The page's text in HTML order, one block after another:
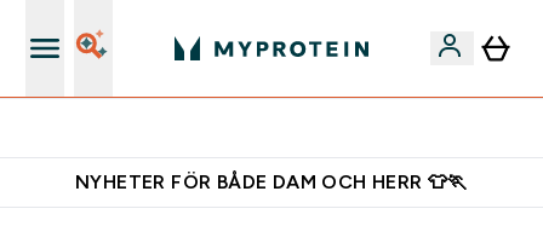
NYHETER FÖR BÅDE DAM OCH HERR 👕🏃